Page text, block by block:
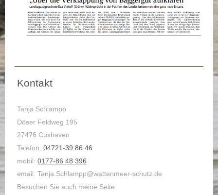
Kontakt
Tanja Schlampp
Döser Feldweg 195
27476 Cuxhaven
Telefon: 04721-39 86 46
mobil: 0177-86 48 396
email: Tanja.Schlampp@wattenmeer-schutz.de
Besuchen Sie auch meine Seite